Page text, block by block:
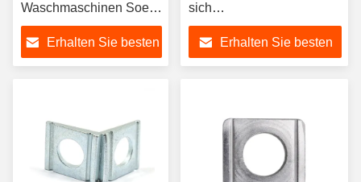
Waschmaschinen Soem
galvanisierte große
Metallquadrat-
Waschmaschinen
Erhalten Sie besten
sich
Stahlwaschmaschinen mit
I Abschnitten zu
Erhalten Sie besten